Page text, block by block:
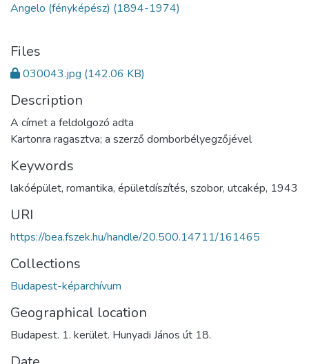
Angelo (fényképész) (1894-1974)
Files
030043.jpg (142.06 KB)
Description
A címet a feldolgozó adta
Kartonra ragasztva; a szerző domborbélyegzőjével
Keywords
lakóépület, romantika, épületdíszítés, szobor, utcakép, 1943
URI
https://bea.fszek.hu/handle/20.500.14711/161465
Collections
Budapest-képarchívum
Geographical location
Budapest. 1. kerület. Hunyadi János út 18.